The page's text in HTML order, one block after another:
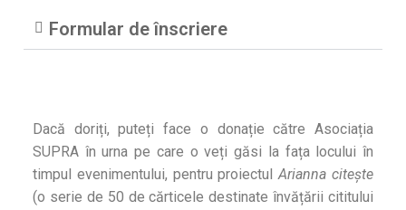
Formular de înscriere
Dacă doriți, puteți face o donație către Asociația
SUPRA în urna pe care o veți găsi la fața locului în
timpul evenimentului, pentru proiectulArianna citește
(o serie de 50 de cărticele destinate învățării cititului